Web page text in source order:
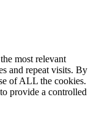
most relevant
and repeat visits. By
of ALL the cookies.
provide a controlled